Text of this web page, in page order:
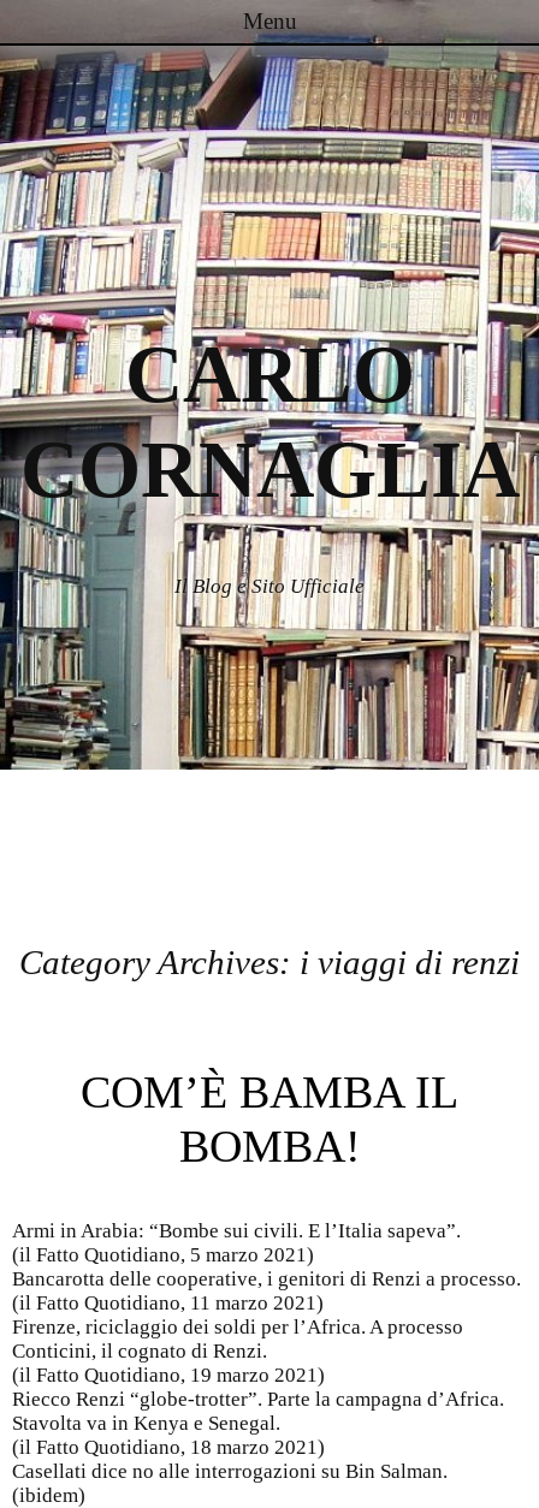
CARLO
CORNAGLIA
Il Blog e Sito Ufficiale
Menu
Passa al contenuto
Category Archives: i viaggi di renzi
COM’È BAMBA IL
BOMBA!
Armi in Arabia: “Bombe sui civili. E l’Italia sapeva”.
(il Fatto Quotidiano, 5 marzo 2021)
Bancarotta delle cooperative, i genitori di Renzi a processo.
(il Fatto Quotidiano, 11 marzo 2021)
Firenze, riciclaggio dei soldi per l’Africa. A processo
Conticini, il cognato di Renzi.
(il Fatto Quotidiano, 19 marzo 2021)
Riecco Renzi “globe-trotter”. Parte la campagna d’Africa.
Stavolta va in Kenya e Senegal.
(il Fatto Quotidiano, 18 marzo 2021)
Casellati dice no alle interrogazioni su Bin Salman.
(ibidem)